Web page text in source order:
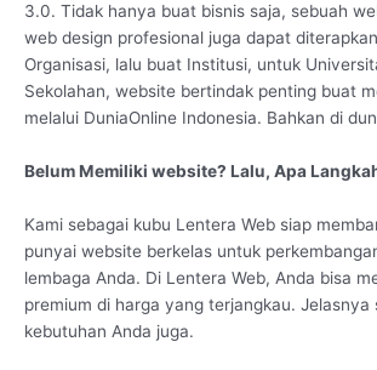
3.0. Tidak hanya buat bisnis saja, sebuah
web design profesional juga dapat
Organisasi, lalu buat Institusi, untuk
Sekolahan, website bertindak penting buat
melalui DuniaOnline Indonesia. Bahkan di
Belum Memiliki website? Lalu, Apa
Kami sebagai kubu Lentera Web siap
punyai website berkelas untuk
lembaga Anda. Di Lentera Web, Anda bisa
premium di harga yang terjangkau. Jelasnya
kebutuhan Anda juga.